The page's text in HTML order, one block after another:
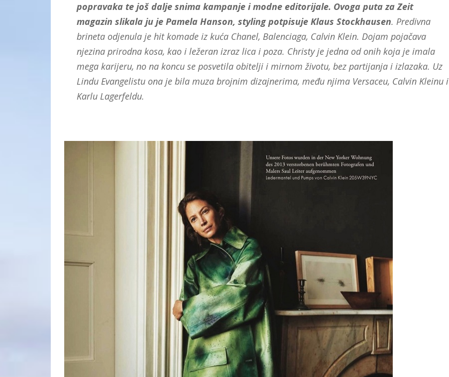
popravaka te još dalje snima kampanje i modne editorijale. Ovoga puta za Zeit
magazin slikala ju je Pamela Hanson, styling potpisuje Klaus Stockhausen. Predivna
brineta odjenula je hit komade iz kuća Chanel, Balenciaga, Calvin Klein. Dojam pojačava
njezina prirodna kosa, kao i ležeran izraz lica i poza. Christy je jedna od onih koja je imala
mega karijeru, no na koncu se posvetila obitelji i mirnom životu, bez partijanja i izlazaka. Uz
Lindu Evangelistu ona je bila muza brojnim dizajnerima, među njima Versaceu, Calvin Kleinu i
Karlu Lagerfeldu.